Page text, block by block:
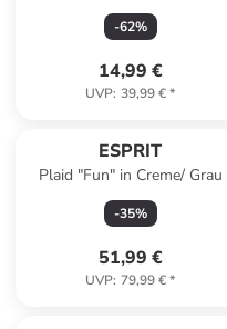
-62%
14,99 €
UVP: 39,99 €*
ESPRIT
Plaid "Fun" in Creme/ Grau
-35%
51,99 €
UVP: 79,99 €*